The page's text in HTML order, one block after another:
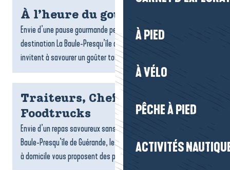
À PIED
À VÉLO
PÊCHE À PIED
ACTIVITÉS
À l’heure du goûter
Envie d’une pause gourmande pendant votre séjour ? Sur la
destination La Baule-Presqu’île de Guérande, de nombreux lieux
invitent à savourer un goûter tout en douceur : salons...
Traiteurs, Chefs à domicile et
Foodtrucks
Envie d’un repas savoureux sans cuisiner ? Sur la destination La
Baule-Presqu’île de Guérande, les traiteurs, foodtrucks et chefs
à domicile vous proposent des plats gourmands,...